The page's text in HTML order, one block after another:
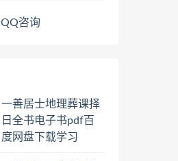
QQ咨询
一善居士地理葬课择
日全书电子书pdf百
度网盘下载学习